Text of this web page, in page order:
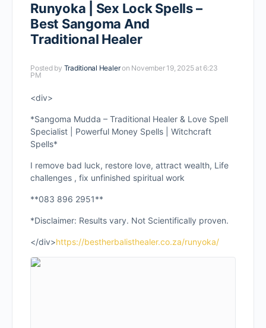
Runyoka | Sex Lock Spells –
Best Sangoma And
Traditional Healer
Posted by Traditional Healeron November 19, 2025 at 6:23
PM
<div>
*Sangoma Mudda – Traditional Healer & Love Spell
Specialist | Powerful Money Spells | Witchcraft
Spells*
I remove bad luck, restore love, attract wealth, Life
challenges , fix unfinished spiritual work
**083 896 2951**
*Disclaimer: Results vary. Not Scientifically proven.
</div>https://bestherbalisthealer.co.za/runyoka/